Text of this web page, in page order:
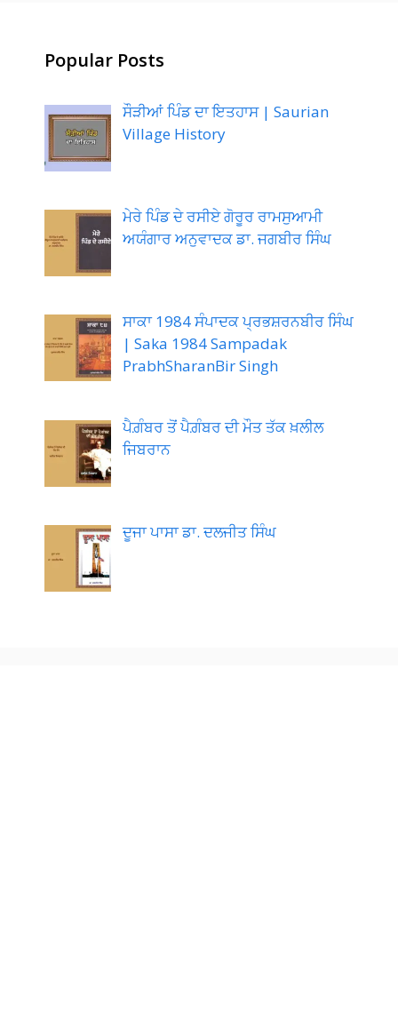
Popular Posts
ਸੌੜੀਆਂ ਪਿੰਡ ਦਾ ਇਤਹਾਸ | Saurian
Village History
ਮੇਰੇ ਪਿੰਡ ਦੇ ਰਸੀਏ ਗੋਰੂਰ ਰਾਮਸੁਆਮੀ
ਅਯੰਗਾਰ ਅਨੁਵਾਦਕ ਡਾ. ਜਗਬੀਰ ਸਿੰਘ
ਸਾਕਾ 1984 ਸੰਪਾਦਕ ਪ੍ਰਭਸ਼ਰਨਬੀਰ ਸਿੰਘ
| Saka 1984 Sampadak
PrabhSharanBir Singh
ਪੈਗ਼ੰਬਰ ਤੋਂ ਪੈਗ਼ੰਬਰ ਦੀ ਮੌਤ ਤੱਕ ਖ਼ਲੀਲ
ਜਿਬਰਾਨ
ਦੂਜਾ ਪਾਸਾ ਡਾ. ਦਲਜੀਤ ਸਿੰਘ